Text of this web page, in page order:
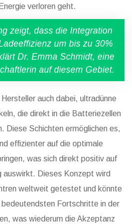
verloren geht.
zeigt, dass die Integration
um bis zu 30%
Dr. Emma Schmidt, eine
auf diesem Gebiet.
auch dabei, ultradünne
die direkt in die Batteriezellen
Diese Schichten ermöglichen es,
effizienter auf die optimale
was sich direkt positiv auf
auswirkt. Dieses Konzept wird
weltweit getestet und könnte
Fortschritte in der
was wiederum die Akzeptanz